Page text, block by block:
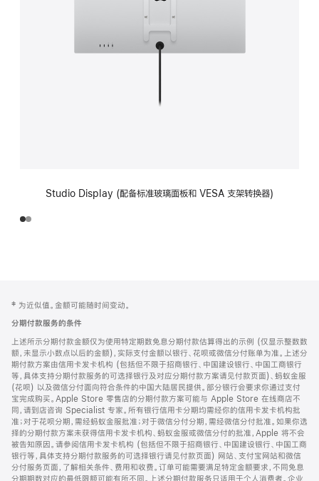
Studio Display (配备标准玻璃面板和 VESA 支架转换器)
页
页
脚
注
‡ 为近似值。金额可能随时间变动。
分期付款服务的条件
上述所示分期付款金额仅为使用特定期数免息分期付款估算得出的示例 (仅显示整数数
额，未显示小数点以后的金额)，实际支付金额以银行、花呗或微信分付账单为准。上述分
期付款方案由信用卡发卡机构 (包括但不限于招商银行、中国建设银行、中国工商银行
等，具体支持分期付款服务的可选择银行及对应分期付款方案请见付款页面)、蚂蚁金服
(花呗) 以及微信分付面向符合条件的中国大陆居民提供。部分银行会要求你通过支付
宝完成购买。Apple Store 零售店的分期付款方案可能与 Apple Store 在线商店不
同，请到店咨询 Specialist 专家。所有银行信用卡分期均需经你的信用卡发卡机构批
准；对于花呗分期，需经蚂蚁金服批准；对于微信分付分期，需经微信分付批准。如果你选
择的分期付款方案未获得信用卡发卡机构、蚂蚁金服或微信分付的批准，Apple 将不会
被告知原因。请参阅信用卡发卡机构 (包括但不限于招商银行、中国建设银行、中国工商
银行等，具体支持分期付款服务的可选择银行请见付款页面) 网站、支付宝网站和微信
分付服务页面，了解相关条件、费用和收费。订单可能需要满足特定金额要求，不同免息
分期期数对应的最低限额可能有所不同。上述分期付款服务只适用于个人消费者。企业